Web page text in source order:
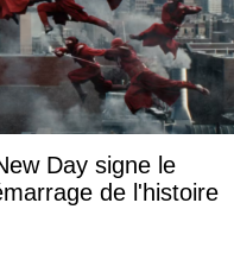
Day signe le
de l'histoire